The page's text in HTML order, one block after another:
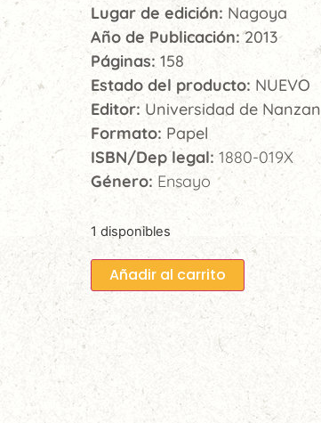
Lugar de edición: Nagoya
Año de Publicación:2013
Páginas: 158
Estado del producto: NUEVO
Editor: Universidad de Nanzan
Formato: Papel
ISBN/Dep legal: 1880-019X
Género: Ensayo
1 disponibles
Añadir al carrito